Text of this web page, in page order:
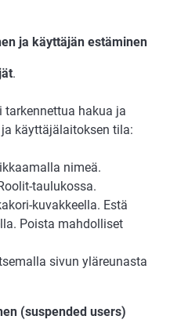
ja käyttäjän estäminen
.
hakua ja
käyttäjälaitoksen tila:
nimeä.
taulukossa.
kuvakkeella. Estä
Poista mahdolliset
sivun yläreunasta
(suspended users)